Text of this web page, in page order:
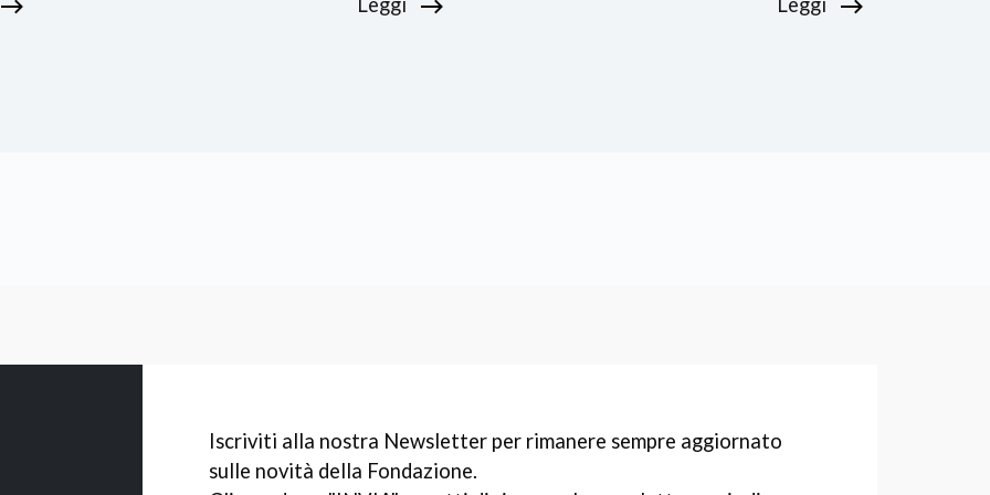
Iscriviti alla nostra Newsletter per rimanere sempre aggiornato
sulle novità della Fondazione.